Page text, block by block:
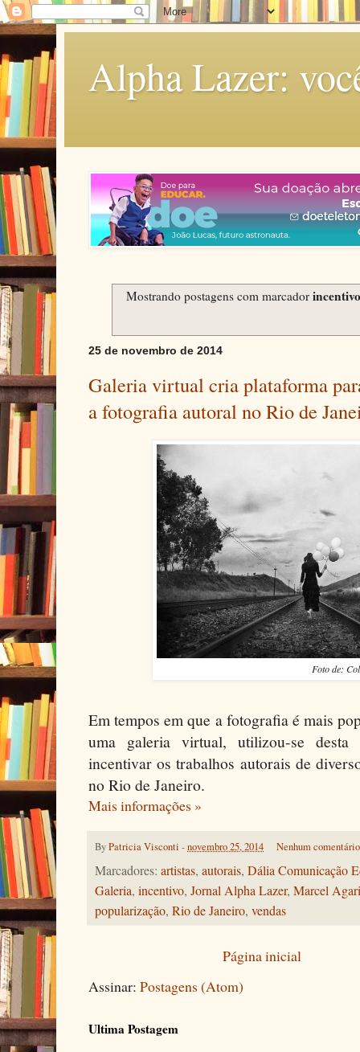
Alpha Lazer:
Mostrando postagens com marcador
25 de novembro de 2014
Galeria virtual cria plataforma
a fotografia autoral no Rio de
Foto de:
Em tempos em que a fotografia é mais
uma galeria virtual, utilizou-se desta
incentivar os trabalhos autorais de
no Rio de Janeiro.
Mais informações »
ByPatricia Visconti -novembro 25, 2014 Nenhum
Marcadores: artistas, autorais, Dália Comunicação
Galeria, incentivo, Jornal Alpha Lazer, Marcel
popularização, Rio de Janeiro, vendas
Página inicial
Assinar: Postagens (Atom)
Ultima Postagem